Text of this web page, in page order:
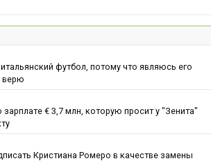
футбол, потому что являюсь его
верю
€ 3,7 млн, которую просит у "Зенита"
Кристиана Ромеро в качестве замены